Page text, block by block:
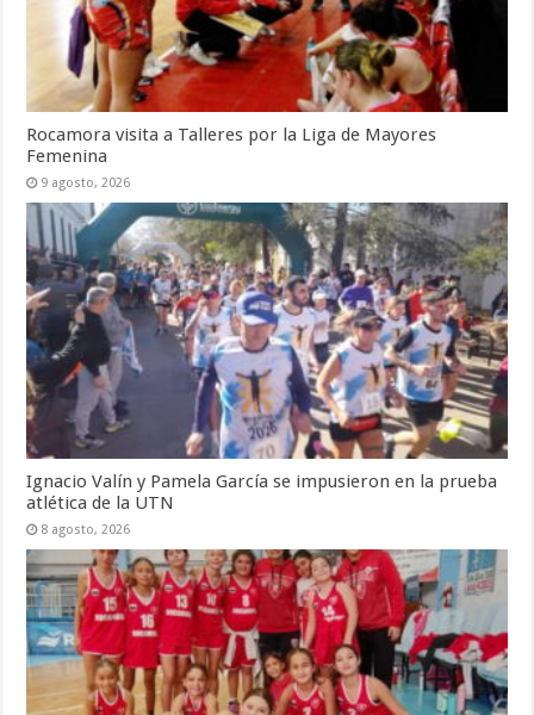
Rocamora visita a Talleres por la Liga de Mayores
Femenina
9 agosto, 2026
Ignacio Valín y Pamela García se impusieron en la prueba
atlética de la UTN
8 agosto, 2026